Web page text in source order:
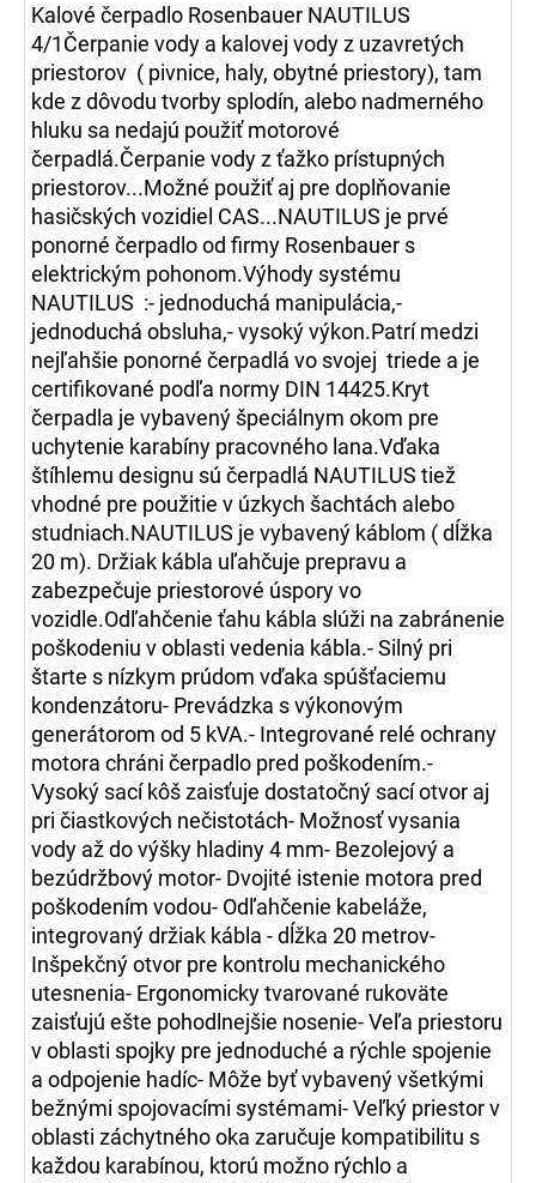
Kalové čerpadlo Rosenbauer NAUTILUS
4/1Čerpanie vody a kalovej vody z uzavretých
priestorov ( pivnice, haly, obytné priestory), tam
kde z dôvodu tvorby splodín, alebo nadmerného
hluku sa nedajú použiť motorové
čerpadlá.Čerpanie vody z ťažko prístupných
priestorov...Možné použiť aj pre doplňovanie
hasičských vozidiel CAS...NAUTILUS je prvé
ponorné čerpadlo od firmy Rosenbauer s
elektrickým pohonom.Výhody systému
NAUTILUS :- jednoduchá manipulácia,-
jednoduchá obsluha,- vysoký výkon.Patrí medzi
nejľahšie ponorné čerpadlá vo svojej triede a je
certifikované podľa normy DIN 14425.Kryt
čerpadla je vybavený špeciálnym okom pre
uchytenie karabíny pracovného lana.Vďaka
štíhlemu designu sú čerpadlá NAUTILUS tiež
vhodné pre použitie v úzkych šachtách alebo
studniach.NAUTILUS je vybavený káblom ( dĺžka
20 m). Držiak kábla uľahčuje prepravu a
zabezpečuje priestorové úspory vo
vozidle.Odľahčenie ťahu kábla slúži na zabránenie
poškodeniu v oblasti vedenia kábla.- Silný pri
štarte s nízkym prúdom vďaka spúšťaciemu
kondenzátoru- Prevádzka s výkonovým
generátorom od 5 kVA.- Integrované relé ochrany
motora chráni čerpadlo pred poškodením.-
Vysoký sací kôš zaisťuje dostatočný sací otvor aj
pri čiastkových nečistotách- Možnosť vysania
vody až do výšky hladiny 4 mm- Bezolejový a
bezúdržbový motor- Dvojité istenie motora pred
poškodením vodou- Odľahčenie kabeláže,
integrovaný držiak kábla - dĺžka 20 metrov-
Inšpekčný otvor pre kontrolu mechanického
utesnenia- Ergonomicky tvarované rukoväte
zaisťujú ešte pohodlnejšie nosenie- Veľa priestoru
v oblasti spojky pre jednoduché a rýchle spojenie
a odpojenie hadíc- Môže byť vybavený všetkými
bežnými spojovacími systémami- Veľký priestor v
oblasti záchytného oka zaručuje kompatibilitu s
každou karabínou, ktorú možno rýchlo a
ZÁSAHOVÁ
HADICA
C52
TECHNOLEN
SUPER
BEZ
SPOJOK,
20M
108,65
€